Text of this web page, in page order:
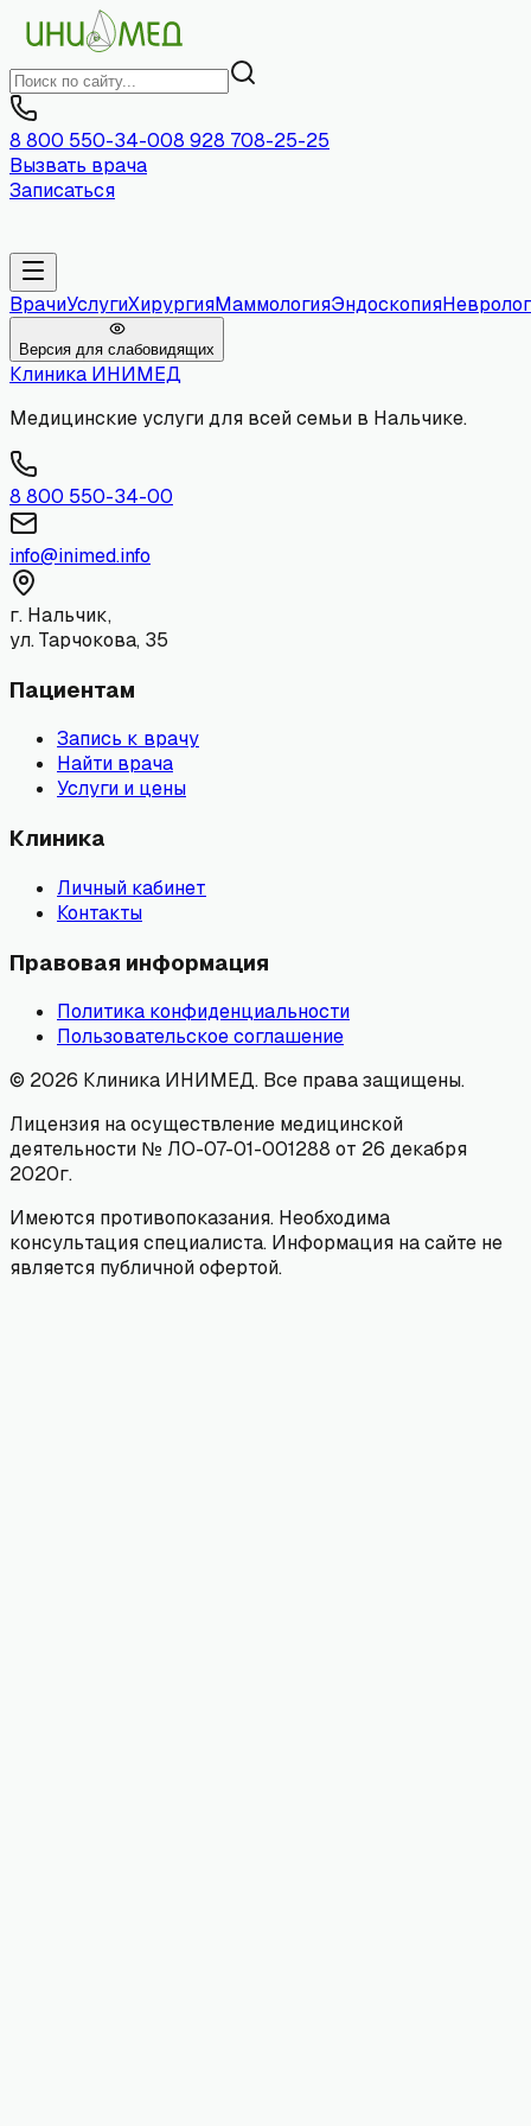
8 800 550-34-008 928 708-25-25
Вызвать врача
Записаться
ВрачиУслугиХирургияМаммологияЭндоскопия
Версия для слабовидящих
Клиника ИНИМЕД
Медицинские услуги для всей семьи в Нальчике.
8 800 550-34-00
info@inimed.info
г. Нальчик,
ул. Тарчокова, 35
Пациентам
Запись к врачу
Найти врача
Услуги и цены
Клиника
Личный кабинет
Контакты
Правовая информация
Политика конфиденциальности
Пользовательское соглашение
© 2026 Клиника ИНИМЕД. Все права защищены.
Лицензия на осуществление медицинской
деятельности № ЛО-07-01-001288 от 26 декабря
2020г.
Имеются противопоказания. Необходима
консультация специалиста. Информация на сайте не
является публичной офертой.